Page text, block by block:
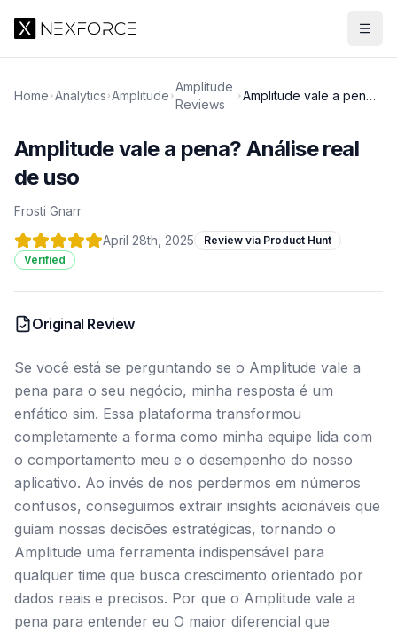
Home Analytics Amplitude
Amplitude
Reviews
Amplitude vale a pena?
Amplitude vale a pena? Análise real
de uso
Frosti Gnarr
April 28th, 2025
Review via Product Hunt
Verified
Original Review
Se você está se perguntando se o Amplitude vale a
pena para o seu negócio, minha resposta é um
enfático sim. Essa plataforma transformou
completamente a forma como minha equipe lida com
o comportamento meu e o desempenho do nosso
aplicativo. Ao invés de nos perdermos em números
confusos, conseguimos extrair insights acionáveis que
guiam nossas decisões estratégicas, tornando o
Amplitude uma ferramenta indispensável para
qualquer time que busca crescimento orientado por
dados reais e precisos. Por que o Amplitude vale a
pena para entender eu O maior diferencial que